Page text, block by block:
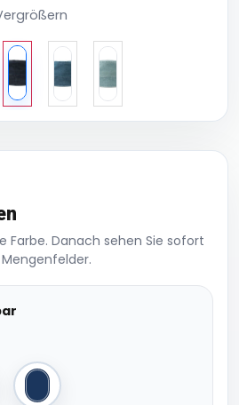
Farbe. Danach sehen Sie sofort
Light Denim